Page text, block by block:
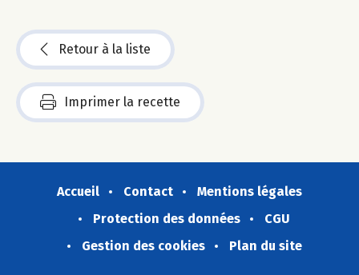
Retour à la liste
Imprimer la recette
Accueil Contact
Mentions légales
Protection des données
CGU
Gestion des cookies
Plan du site